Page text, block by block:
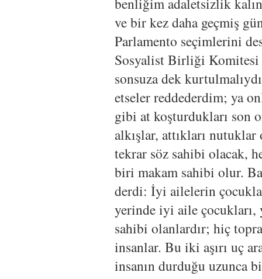
ve bir kez daha geçmiş
Parlamento seçimlerini
Sosyalist Birliği Komitesi
sonsuza dek
etseler reddederdim; ya
gibi at koşturdukları son
alkışlar, attıkları
tekrar söz sahibi olacak,
biri makam sahibi olur.
derdi: İyi ailelerin
yerinde iyi aile çocukları,
sahibi olanlardır; hiç
insanlar. Bu iki aşırı uç
insanın durduğu uzunca